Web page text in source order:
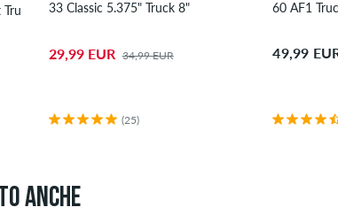
Truck 8"33 Classic 5.375" Truck 8"
29,99 EUR 34,99 EUR
(25)
60 AF1
49,99
ANCHE